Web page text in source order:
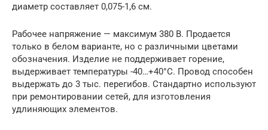
диаметр составляет 0,075-1,6 см.
Рабочее напряжение — максимум 380 В. Продается
только в белом варианте, но с различными цветами
обозначения. Изделие не поддерживает горение,
выдерживает температуры -40…+40°С. Провод способен
выдержать до 3 тыс. перегибов. Стандартно используют
при ремонтировании сетей, для изготовления
удлиняющих элементов.